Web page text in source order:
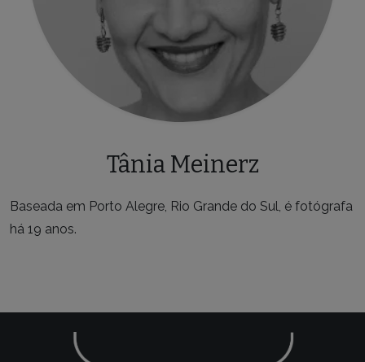
Tânia Meinerz
Baseada em Porto Alegre, Rio Grande do Sul, é fotógrafa
há 19 anos.